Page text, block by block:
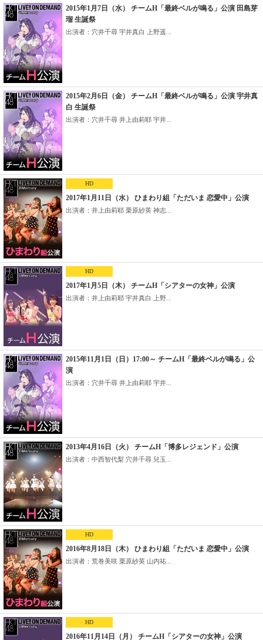
2015年1月7日（水） チームH「最終ベルが鳴る」公演 田島芽
瑠 生誕祭
出演者：穴井千尋 宇井真白 上野遥...
2015年2月6日（金） チームH「最終ベルが鳴る」公演 宇井真
白 生誕祭
出演者：穴井千尋 井上由莉耶 宇井...
HD
2017年1月11日（水） ひまわり組「ただいま 恋愛中」公演
出演者：井上由莉耶 栗原紗英 神志...
HD
2017年1月5日（木） チームH「シアターの女神」公演
出演者：井上由莉耶 宇井真白 上野...
2015年11月1日（日）17:00～ チームH「最終ベルが鳴る」公
演
出演者：穴井千尋 井上由莉耶 宇井...
2013年4月16日（火） チームH「博多レジェンド」公演
出演者：中西智代梨 穴井千尋 兒玉...
HD
2016年8月18日（木） ひまわり組「ただいま 恋愛中」公演
出演者：荒巻美咲 栗原紗英 山内祐...
HD
2016年11月14日（月） チームH「シアターの女神」公演